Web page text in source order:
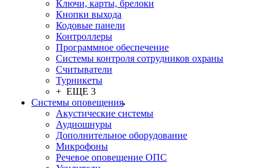
Ключи, карты, брелоки
Кнопки выхода
Кодовые панели
Контроллеры
Программное обеспечение
Системы контроля сотрудников охраны
Считыватели
Турникеты
+ ЕЩЕ 3
Системы оповещения
Акустические системы
Аудиошнуры
Дополнительное оборудование
Микрофоны
Речевое оповещение ОПС